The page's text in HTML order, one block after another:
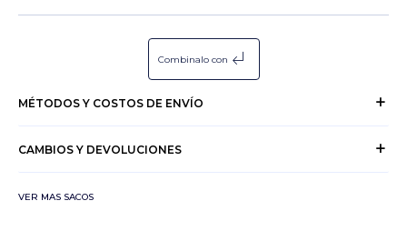
Combinalo con subdirectory_arrow_left
MÉTODOS Y COSTOS DE ENVÍO
CAMBIOS Y DEVOLUCIONES
VER MAS SACOS